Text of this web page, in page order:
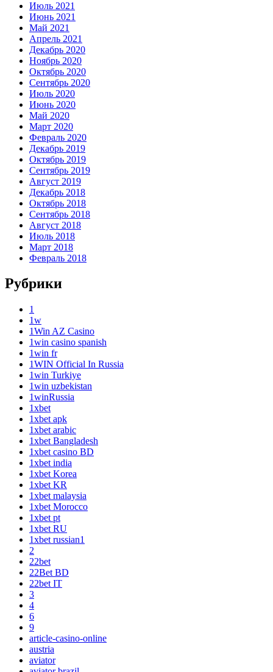
Июль 2021
Июнь 2021
Май 2021
Апрель 2021
Декабрь 2020
Ноябрь 2020
Октябрь 2020
Сентябрь 2020
Июль 2020
Июнь 2020
Май 2020
Март 2020
Февраль 2020
Декабрь 2019
Октябрь 2019
Сентябрь 2019
Август 2019
Декабрь 2018
Октябрь 2018
Сентябрь 2018
Август 2018
Июль 2018
Март 2018
Февраль 2018
Рубрики
1
1w
1Win AZ Casino
1win casino spanish
1win fr
1WIN Official In Russia
1win Turkiye
1win uzbekistan
1winRussia
1xbet
1xbet apk
1xbet arabic
1xbet Bangladesh
1xbet casino BD
1xbet india
1xbet Korea
1xbet KR
1xbet malaysia
1xbet Morocco
1xbet pt
1xbet RU
1xbet russian1
2
22bet
22Bet BD
22bet IT
3
4
6
9
article-casino-online
austria
aviator